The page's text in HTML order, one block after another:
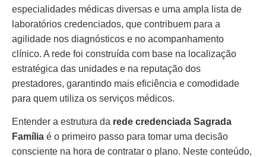
especialidades médicas diversas e uma ampla lista de
laboratórios credenciados, que contribuem para a
agilidade nos diagnósticos e no acompanhamento
clínico. A rede foi construída com base na localização
estratégica das unidades e na reputação dos
prestadores, garantindo mais eficiência e comodidade
para quem utiliza os serviços médicos.
Entender a estrutura da rede credenciada Sagrada
Família é o primeiro passo para tomar uma decisão
consciente na hora de contratar o plano. Neste conteúdo,